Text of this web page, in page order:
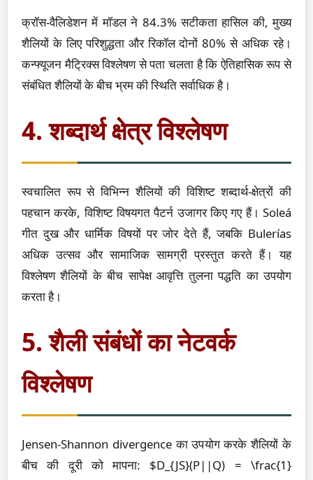
क्रॉस-वैलिडेशन में मॉडल ने 84.3% सटीकता हासिल की, मुख्य
शैलियों के लिए परिशुद्धता और रिकॉल दोनों 80% से अधिक रहे।
कन्फ्यूजन मैट्रिक्स विश्लेषण से पता चलता है कि ऐतिहासिक रूप से
संबंधित शैलियों के बीच भ्रम की स्थिति सर्वाधिक है।
4. शब्दार्थ क्षेत्र विश्लेषण
स्वचालित रूप से विभिन्न शैलियों की विशिष्ट शब्दार्थ-क्षेत्रों की
पहचान करके, विशिष्ट विषयगत पैटर्न उजागर किए गए हैं। Soleá
गीत दुख और धार्मिक विषयों पर जोर देते हैं, जबकि Bulerías
अधिक उत्सव और सामाजिक सामग्री प्रस्तुत करते हैं। यह
विश्लेषण शैलियों के बीच सापेक्ष आवृत्ति तुलना पद्धति का उपयोग
करता है।
5. शैली संबंधों का नेटवर्क
विश्लेषण
Jensen-Shannon divergence का उपयोग करके शैलियों के
बीच की दूरी को मापना: $D_{JS}(P||Q) = \frac{1}